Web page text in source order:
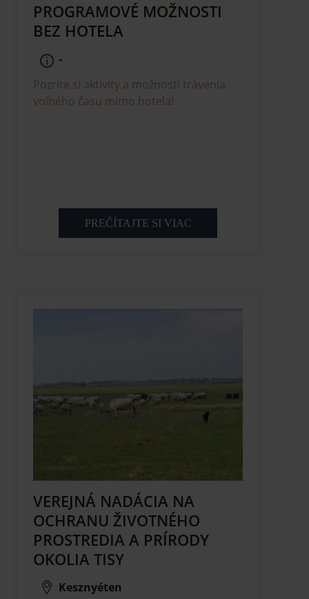
PROGRAMOVÉ MOŽNOSTI
BEZ HOTELA
-
Pozrite si aktivity a možnosti trávenia
voľného času mimo hotela!
PREČÍTAJTE SI VIAC
VEREJNÁ NADÁCIA NA
OCHRANU ŽIVOTNÉHO
PROSTREDIA A PRÍRODY
OKOLIA TISY
Kesznyéten